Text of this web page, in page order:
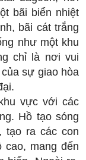
bãi biển nhiệt
bãi cát trắng
như một khu
chỉ là nơi vui
sự giao hòa
vực với các
Hồ tạo sóng
tạo ra các con
cao, mang đến